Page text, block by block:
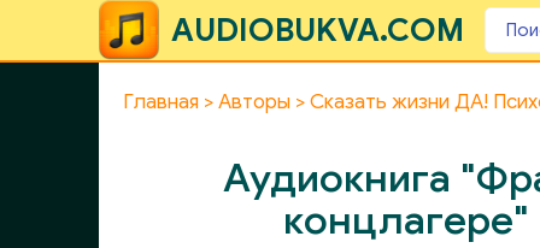
AUDIOBUKVA.COM
Главная Авторы Сказать жизни ДА!
Аудиокнига